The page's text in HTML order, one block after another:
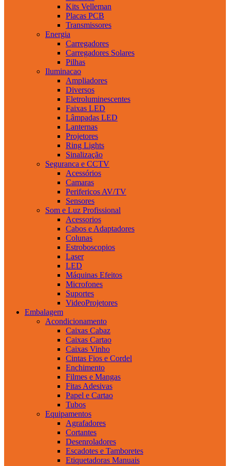
Kits Velleman
Placas PCB
Transmissores
Energia
Carregadores
Carregadores Solares
Pilhas
Iluminacao
Ampliadores
Diversos
Eletroluminescentes
Faixas LED
Lâmpadas LED
Lanternas
Projetores
Ring Lights
Sinalização
Seguranca e CCTV
Acessórios
Camaras
Perifericos AV/TV
Sensores
Som e Luz Profissional
Acessorios
Cabos e Adaptadores
Colunas
Estroboscopios
Laser
LED
Máquinas Efeitos
Microfones
Suportes
VideoProjetores
Embalagem
Acondicionamento
Caixas Cabaz
Caixas Cartao
Caixas Vinho
Cintas Fios e Cordel
Enchimento
Filmes e Mangas
Fitas Adesivas
Papel e Cartao
Tubos
Equipamentos
Agrafadores
Cortantes
Desenroladores
Escadotes e Tamboretes
Etiquetadoras Manuais